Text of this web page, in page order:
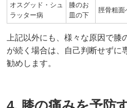
オスグッド・シュ
ラッター病
膝のお
皿の下
脛骨粗面
上記以外にも、様々な原因で
が続く場合は、自己判断せずに
勧めします。